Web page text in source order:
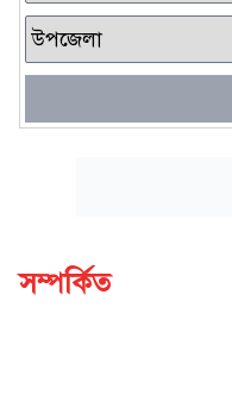
সম্পর্কিত